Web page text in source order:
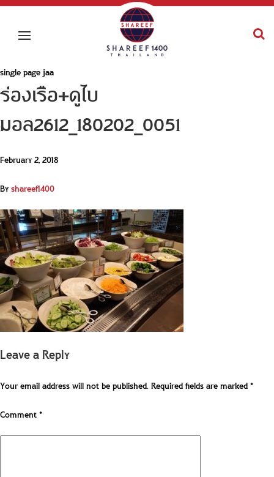
single page jaa
ร่องเรือ+ดูไบ
มอล2612_180202_0051
February 2, 2018
Byshareef1400
Leave a Reply
Your email address will not be published.Required fields are marked*
Comment*